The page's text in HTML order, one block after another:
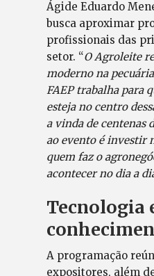
Ágide Eduardo
busca aproximar
profissionais das
setor. “O Agroleite
moderno na
FAEP trabalha para
esteja no centro
a vinda de centenas
ao evento é investir
quem faz o
acontecer no dia a
Tecnologia
A programação
expositores, além